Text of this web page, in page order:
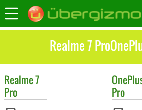
Realme 7
Realme7
Pro
Pro